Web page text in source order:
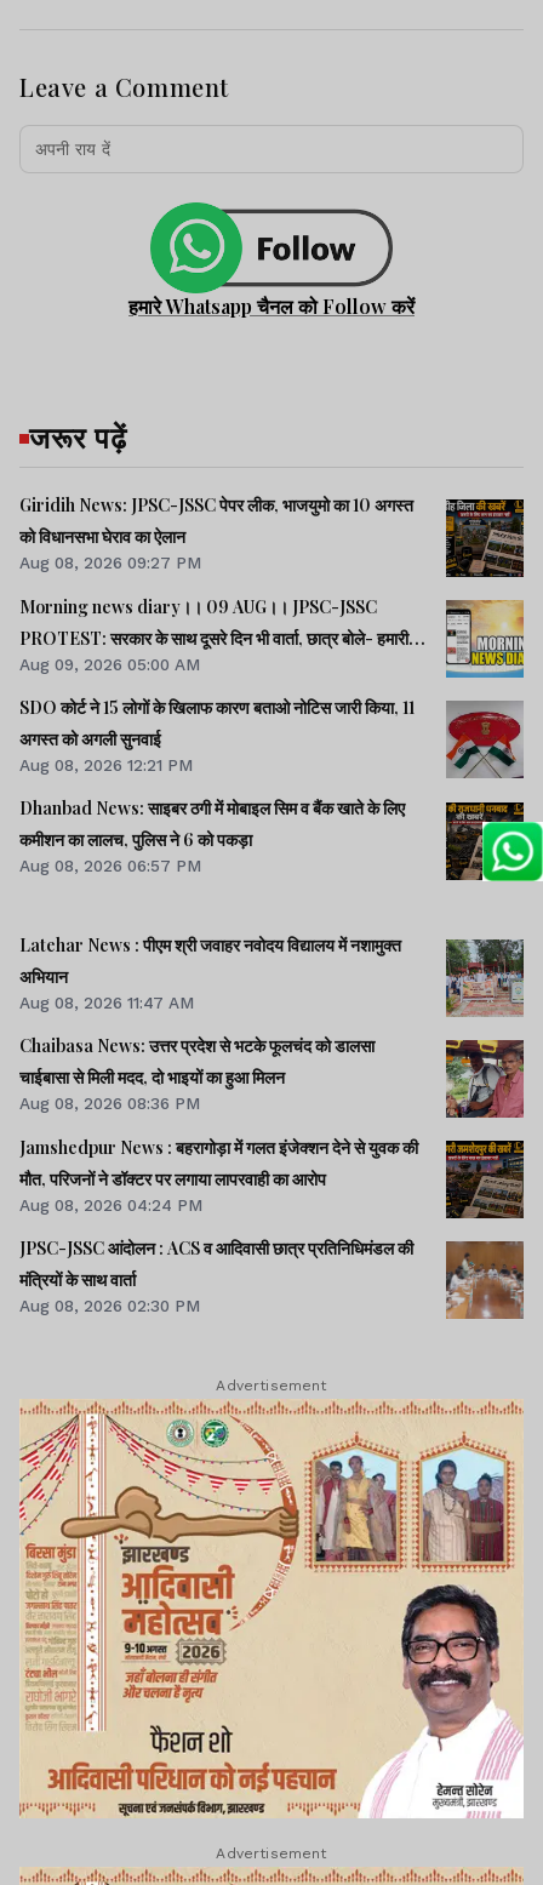
Leave a Comment
हमारे Whatsapp चैनल को Follow करें
जरूर पढ़ें
Giridih News: JPSC-JSSC पेपर लीक, भाजयुमो का 10 अगस्त
को विधानसभा घेराव का ऐलान
Aug 08, 2026 09:27 PM
Morning news diary।। 09 AUG।। JPSC-JSSC
PROTEST: सरकार के साथ दूसरे दिन भी वार्ता, छात्र बोले- हमारी
बातें सुनी गईं।। छात्रों के समर्थन में उतरी भाजपा, 10 को विधानसभा
घेराव।। भारत सहित 5 देशों पर 100% टैरिफ लगानेवाला बिल US
सीनेट से पास।। समेत कई खबरें व वीडियो.
Aug 09, 2026 05:00 AM
SDO कोर्ट ने 15 लोगों के खिलाफ कारण बताओ नोटिस जारी किया, 11
अगस्त को अगली सुनवाई
Aug 08, 2026 12:21 PM
Dhanbad News: साइबर ठगी में मोबाइल सिम व बैंक खाते के लिए
कमीशन का लालच, पुलिस ने 6 को पकड़ा
Aug 08, 2026 06:57 PM
Latehar News : पीएम श्री जवाहर नवोदय विद्यालय में नशामुक्‍त
अभियान
Aug 08, 2026 11:47 AM
Chaibasa News: उत्तर प्रदेश से भटके फूलचंद को डालसा
चाईबासा से मिली मदद, दो भाइयों का हुआ मिलन
Aug 08, 2026 08:36 PM
Jamshedpur News : बहरागोड़ा में गलत इंजेक्शन देने से युवक की
मौत, परिजनों ने डॉक्टर पर लगाया लापरवाही का आरोप
Aug 08, 2026 04:24 PM
JPSC-JSSC आंदोलन : ACS व आदिवासी छात्र प्रतिनिधिमंडल की
मंत्रियों के साथ वार्ता
Aug 08, 2026 02:30 PM
Advertisement
Advertisement